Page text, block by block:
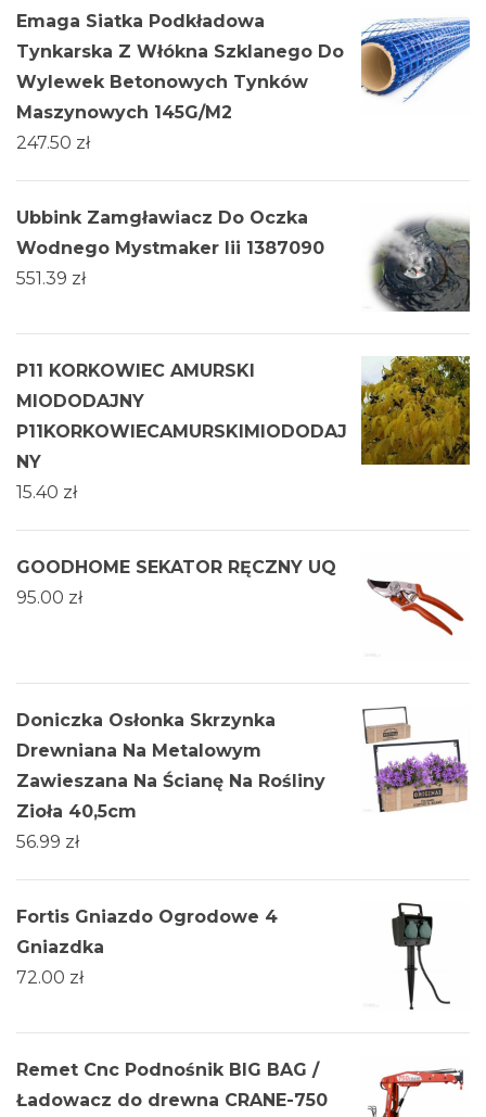
Emaga Siatka Podkładowa
Tynkarska Z Włókna Szklanego Do
Wylewek Betonowych Tynków
Maszynowych 145G/M2
247.50 zł
Ubbink Zamgławiacz Do Oczka
Wodnego Mystmaker Iii 1387090
551.39 zł
P11 KORKOWIEC AMURSKI
MIODODAJNY
P11KORKOWIECAMURSKIMIODODAJ
NY
15.40 zł
GOODHOME SEKATOR RĘCZNY UQ
95.00 zł
Doniczka Osłonka Skrzynka
Drewniana Na Metalowym
Zawieszana Na Ścianę Na Rośliny
Zioła 40,5cm
56.99 zł
Fortis Gniazdo Ogrodowe 4
Gniazdka
72.00 zł
Remet Cnc Podnośnik BIG BAG /
Ładowacz do drewna CRANE-750